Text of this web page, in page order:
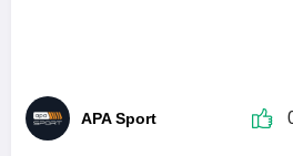
APA Sport